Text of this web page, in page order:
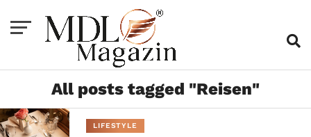
All posts tagged "Reisen"
LIFESTYLE